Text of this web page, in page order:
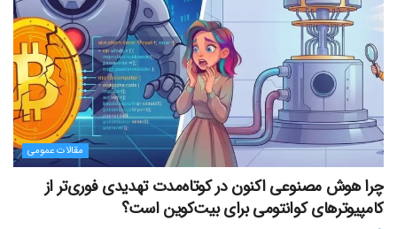
مقالات عمومی
چرا هوش مصنوعی اکنون در کوتاه‌مدت تهدیدی فوری‌تر از
کامپیوترهای کوانتومی برای بیت‌کوین است؟